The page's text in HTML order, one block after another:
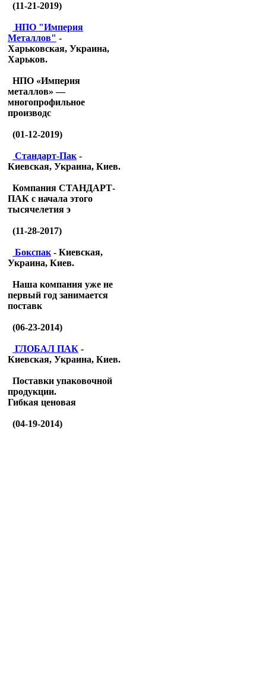
(11-21-2019)
НПО "Империя
Металлов" -
Харьковская, Украина,
Харьков.
НПО «Империя
металлов» —
многопрофильное
производс
(01-12-2019)
Стандарт-Пак -
Киевская, Украина, Киев.
Компания СТАНДАРТ-
ПАК с начала этого
тысячелетия э
(11-28-2017)
Бокспак - Киевская,
Украина, Киев.
Наша компания уже не
первый год занимается
поставк
(06-23-2014)
ГЛОБАЛ ПАК -
Киевская, Украина, Киев.
Поставки упаковочной
продукции.
Гибкая ценовая
(04-19-2014)